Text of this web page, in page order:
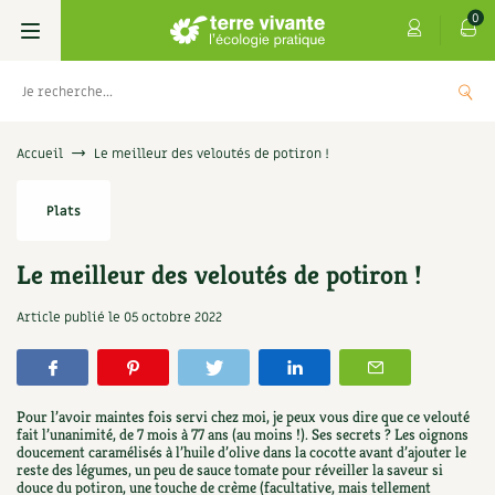
0
Livres
Permaculture, Jardin bio
Verger, arbres
Petit élevage
Aménagement jardin
Les 4 saisons
Se réabonner
Offrir un abonnement
Les numéros
4 saisons
Boutique
Graines, semences
Potagères
Aromatiques
Florales
Cartes cadeau
Centre Terre vivante
Découvrir le Centre
Visiter en famille, entre amis
Infos & conseils
Jardin bio
Parole libre
Accueil Le meilleur des veloutés de potiron !
Plats
Le meilleur des veloutés de potiron !
Article publié le 05 octobre 2022
Pour l’avoir maintes fois servi chez moi, je peux vous dire que ce velouté
fait l’unanimité, de 7 mois à 77 ans (au moins !). Ses secrets ? Les oignons
doucement caramélisés à l’huile d’olive dans la cocotte avant d’ajouter le
reste des légumes, un peu de sauce tomate pour réveiller la saveur si
douce du potiron, une touche de crème (facultative, mais tellement
5,00€